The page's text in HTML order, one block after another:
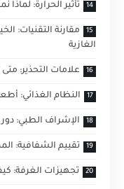
تأثير الحرارة:
مقارنة التقنيات:
الغازية
علامات التحذير:
النظام الغذائي:
الإشراف الطبي:
تقييم الشفافية:
تجهيزات الغرفة: